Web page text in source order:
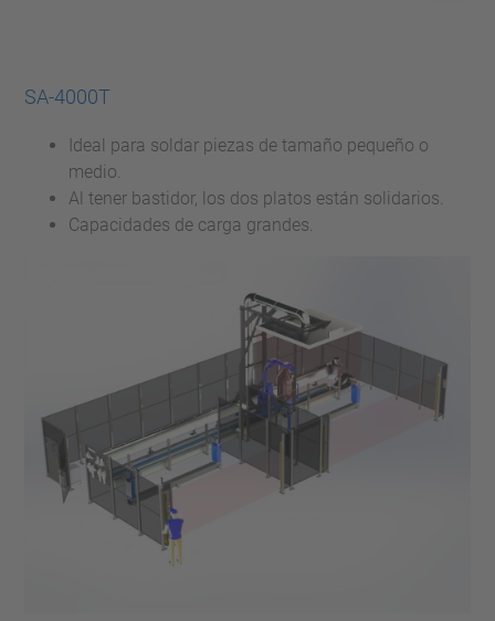
SA-4000T
Ideal para soldar piezas de tamaño pequeño o
medio.
Al tener bastidor, los dos platos están solidarios.
Capacidades de carga grandes.